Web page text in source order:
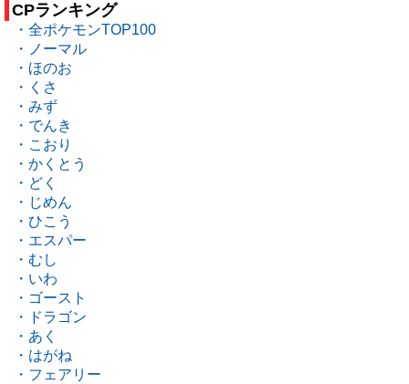
CPランキング
・全ポケモンTOP100
・ノーマル
・ほのお
・くさ
・みず
・でんき
・こおり
・かくとう
・どく
・じめん
・ひこう
・エスパー
・むし
・いわ
・ゴースト
・ドラゴン
・あく
・はがね
・フェアリー